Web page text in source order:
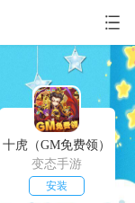
十虎（GM免费领）
变态手游
安装